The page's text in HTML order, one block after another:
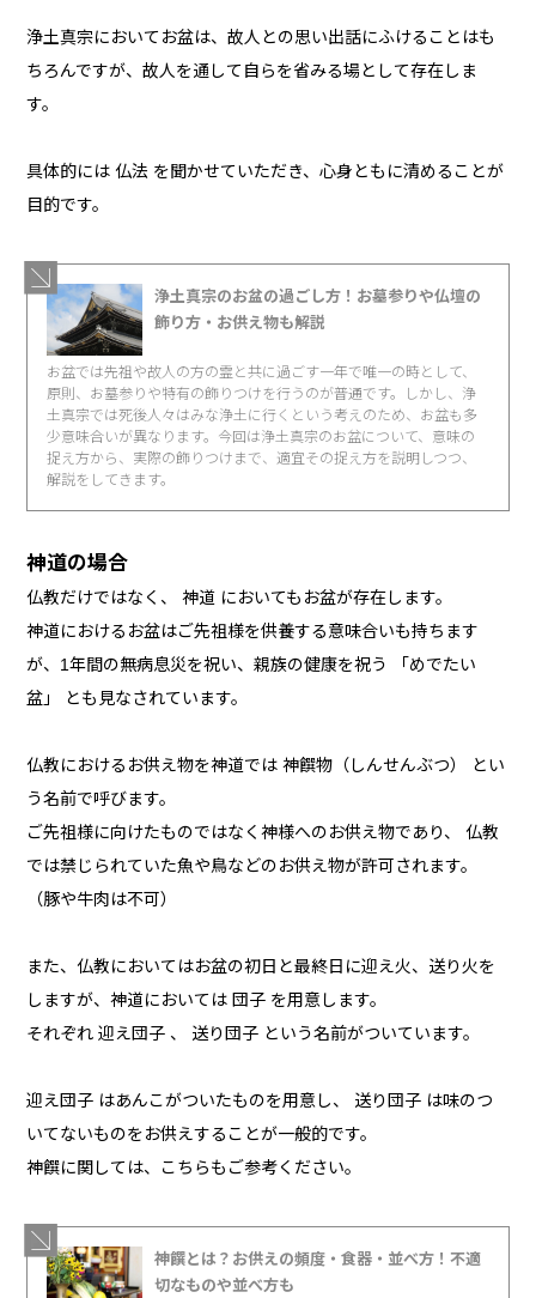
浄土真宗においてお盆は、故人との思い出話にふけることはも
ちろんですが、故人を通して自らを省みる場として存在しま
す。
具体的には 仏法 を聞かせていただき、心身ともに清めることが
目的です。
浄土真宗のお盆の過ごし方！お墓参りや仏壇の
飾り方・お供え物も解説
お盆では先祖や故人の方の霊と共に過ごす一年で唯一の時として、
原則、お墓参りや特有の飾りつけを行うのが普通です。しかし、浄
土真宗では死後人々はみな浄土に行くという考えのため、お盆も多
少意味合いが異なります。今回は浄土真宗のお盆について、意味の
捉え方から、実際の飾りつけまで、適宜その捉え方を説明しつつ、
解説をしてきます。
神道の場合
仏教だけではなく、 神道 においてもお盆が存在します。
神道におけるお盆はご先祖様を供養する意味合いも持ちます
が、1年間の無病息災を祝い、親族の健康を祝う 「めでたい
盆」 とも見なされています。
仏教におけるお供え物を神道では 神饌物（しんせんぶつ） とい
う名前で呼びます。
ご先祖様に向けたものではなく神様へのお供え物であり、 仏教
では禁じられていた魚や鳥などのお供え物が許可されます。
（豚や牛肉は不可）
また、仏教においてはお盆の初日と最終日に迎え火、送り火を
しますが、神道においては 団子 を用意します。
それぞれ 迎え団子 、 送り団子 という名前がついています。
迎え団子 はあんこがついたものを用意し、 送り団子 は味のつ
いてないものをお供えすることが一般的です。
神饌に関しては、こちらもご参考ください。
神饌とは？お供えの頻度・食器・並べ方！不適
切なものや並べ方も